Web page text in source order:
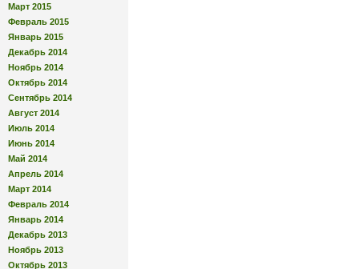
Март 2015
Февраль 2015
Январь 2015
Декабрь 2014
Ноябрь 2014
Октябрь 2014
Сентябрь 2014
Август 2014
Июль 2014
Июнь 2014
Май 2014
Апрель 2014
Март 2014
Февраль 2014
Январь 2014
Декабрь 2013
Ноябрь 2013
Октябрь 2013